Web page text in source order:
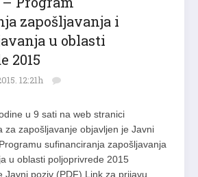
zapošljavanja i
u oblasti
2015
12:21h
u 9 sati na web stranici
za zapošljavanje objavljen je Javni
sufinanciranja zapošljavanja
u oblasti poljoprivrede 2015
Javni poziv (PDF) Link za prijavu